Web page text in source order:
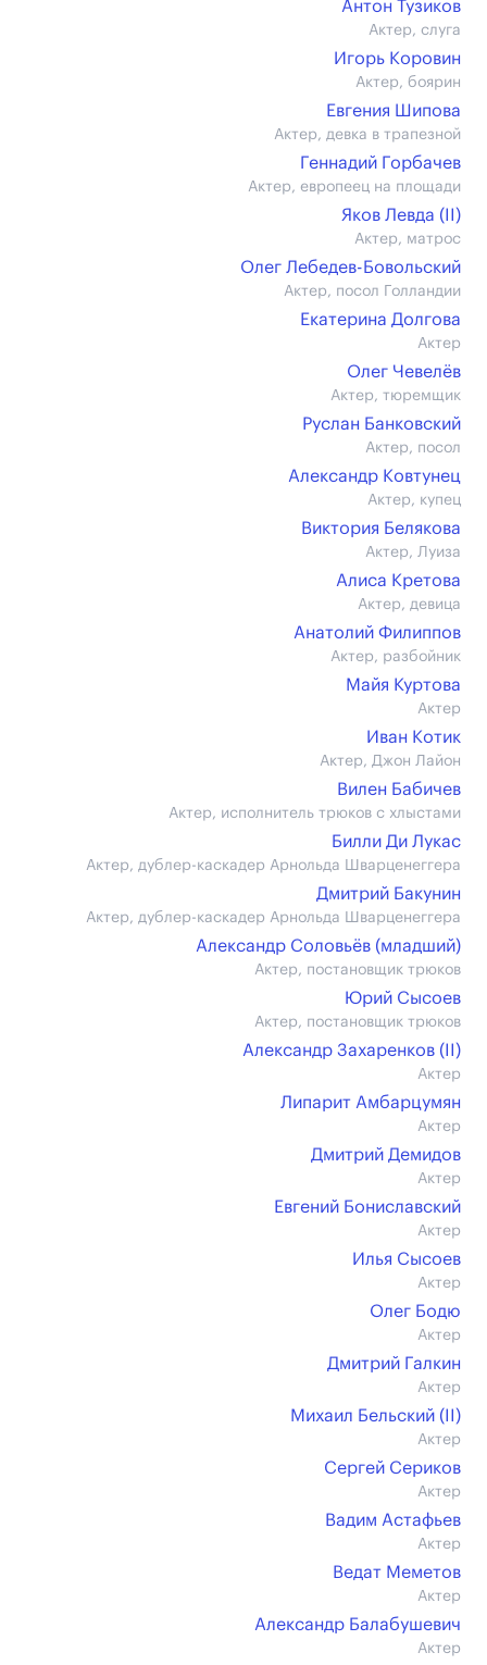
Антон Тузиков
Актер, слуга
Игорь Коровин
Актер, боярин
Евгения Шипова
Актер, девка в трапезной
Геннадий Горбачев
Актер, европеец на площади
Яков Левда (II)
Актер, матрос
Олег Лебедев-Бовольский
Актер, посол Голландии
Екатерина Долгова
Актер
Олег Чевелёв
Актер, тюремщик
Руслан Банковский
Актер, посол
Александр Ковтунец
Актер, купец
Виктория Белякова
Актер, Луиза
Алиса Кретова
Актер, девица
Анатолий Филиппов
Актер, разбойник
Майя Куртова
Актер
Иван Котик
Актер, Джон Лайон
Вилен Бабичев
Актер, исполнитель трюков с хлыстами
Билли Ди Лукас
Актер, дублер-каскадер Арнольда Шварценеггера
Дмитрий Бакунин
Актер, дублер-каскадер Арнольда Шварценеггера
Александр Соловьёв (младший)
Актер, постановщик трюков
Юрий Сысоев
Актер, постановщик трюков
Александр Захаренков (II)
Актер
Липарит Амбарцумян
Актер
Дмитрий Демидов
Актер
Евгений Бониславский
Актер
Илья Сысоев
Актер
Олег Бодю
Актер
Дмитрий Галкин
Актер
Михаил Бельский (II)
Актер
Сергей Сериков
Актер
Вадим Астафьев
Актер
Ведат Меметов
Актер
Александр Балабушевич
Актер